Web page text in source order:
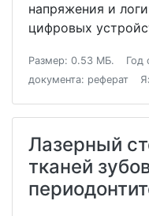
напряжения и
цифровых
Размер: 0.53 МБ. Год
документа: реферат
Лазерный
тканей